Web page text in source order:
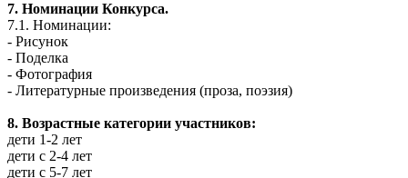
7. Номинации Конкурса.
7.1. Номинации:
- Рисунок
- Поделка
- Фотография
- Литературные произведения (проза, поэзия)
8. Возрастные категории участников:
дети 1-2 лет
дети с 2-4 лет
дети с 5-7 лет